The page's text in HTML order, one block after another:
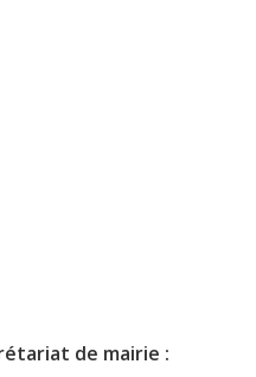
de mairie :